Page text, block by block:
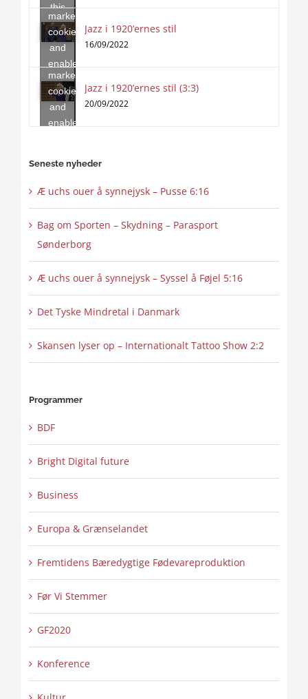
this
content
marketing
cookies
and
enable
this
content
Jazz i 1920’ernes stil
16/09/2022
Click
to
accept
marketing
cookies
and
enable
Jazz i 1920’ernes stil (3:3)
20/09/2022
Seneste nyheder
Æ uchs ouer å synnejysk – Pusse 6:16
Bag om Sporten – Skydning – Parasport
Sønderborg
Æ uchs ouer å synnejysk – Syssel å Føjel 5:16
Det Tyske Mindretal i Danmark
Skansen lyser op – Internationalt Tattoo Show 2:2
Programmer
BDF
Bright Digital future
Business
Europa & Grænselandet
Fremtidens Bæredygtige Fødevareproduktion
Før Vi Stemmer
GF2020
Konference